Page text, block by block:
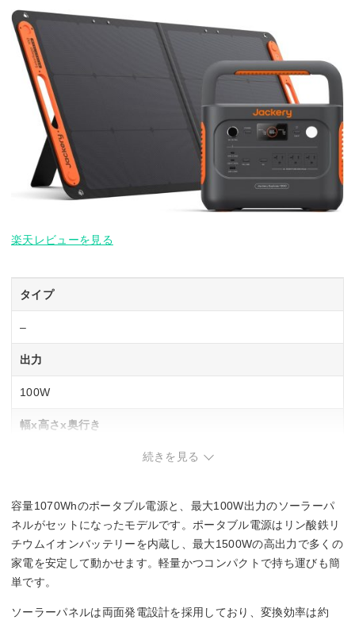
楽天レビューを見る
タイプ
–
出力
100W
幅x高さx奥行き
10.8kg
続きを見る
容量1070Whのポータブル電源と、最大100W出力のソーラーパ
ネルがセットになったモデルです。ポータブル電源はリン酸鉄リ
チウムイオンバッテリーを内蔵し、最大1500Wの高出力で多くの
家電を安定して動かせます。軽量かつコンパクトで持ち運びも簡
単です。
ソーラーパネルは両面発電設計を採用しており、変換効率は約